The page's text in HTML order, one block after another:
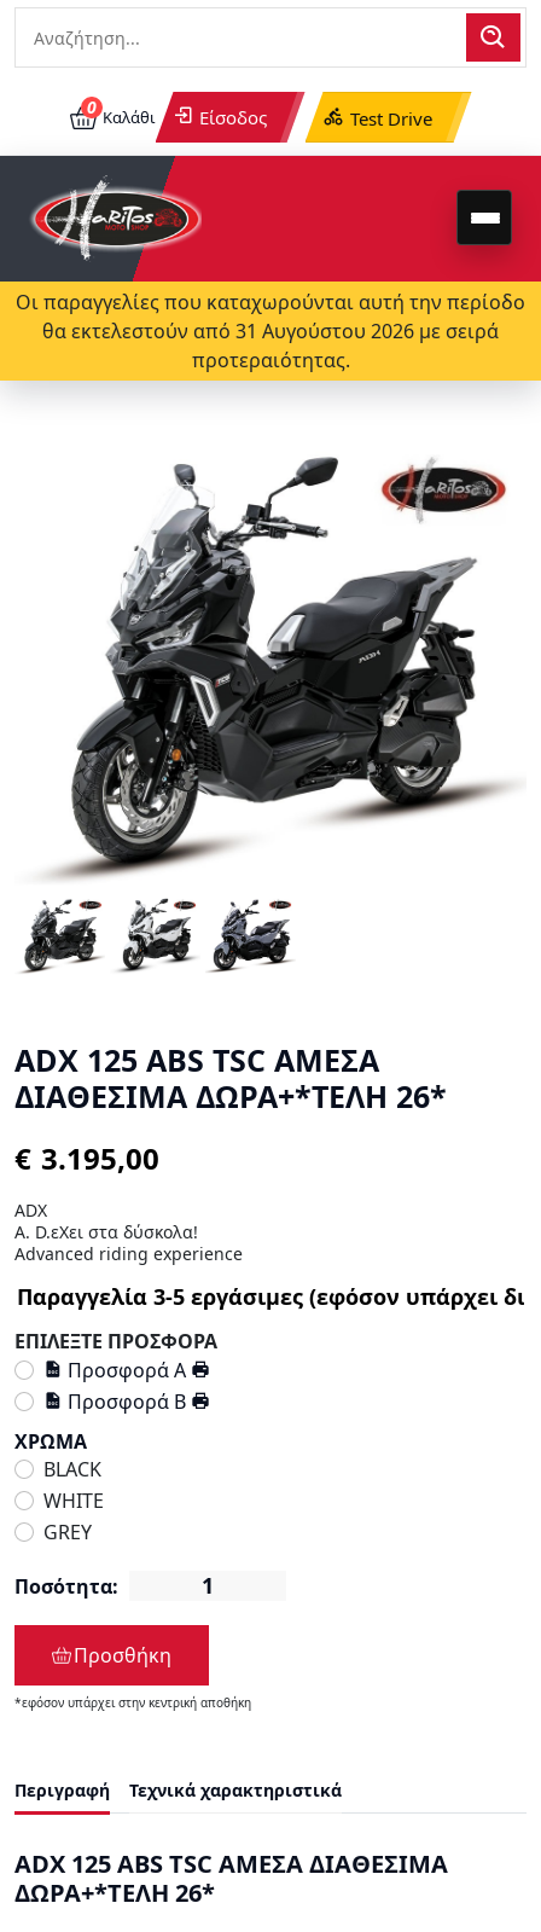
0 Καλάθι Είσοδος Test Drive
Οι παραγγελίες που καταχωρούνται αυτή την περίοδο
θα εκτελεστούν από 31 Αυγούστου 2026 με σειρά
προτεραιότητας.
ADX 125 ABS TSC ΑΜΕΣΑ
ΔΙΑΘΕΣΙΜΑ ΔΩΡΑ+*ΤΕΛΗ 26*
€
ADX
Α. D.εXει στα δύσκολα!
Advanced riding experience
ΕΠΙΛΕΞΤΕ ΠΡΟΣΦΟΡΑ
Προσφορά Α
Προσφορά Β
ΧΡΩΜΑ
BLACK
WHITE
GREY
Ποσότητα:
Προσθήκη
*εφόσον υπάρχει στην κεντρική αποθήκη
Περιγραφή Τεχνικά χαρακτηριστικά
ADX 125 ABS TSC ΑΜΕΣΑ ΔΙΑΘΕΣΙΜΑ
ΔΩΡΑ+*ΤΕΛΗ 26*